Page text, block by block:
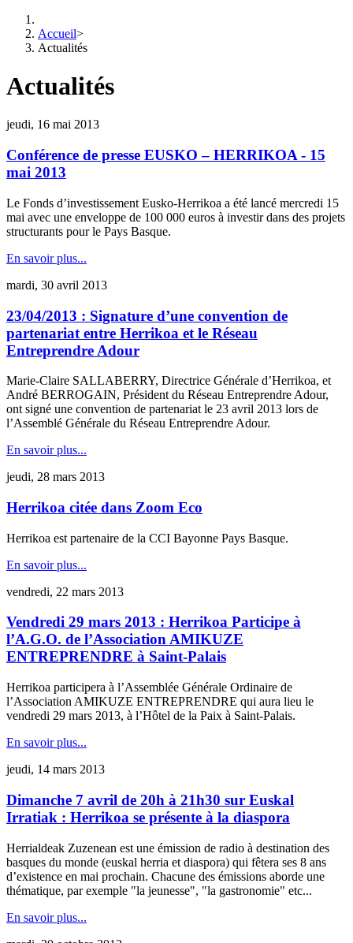
Accueil>
Actualités
Actualités
jeudi, 16 mai 2013
Conférence de presse EUSKO – HERRIKOA - 15
mai 2013
Le Fonds d’investissement Eusko-Herrikoa a été lancé mercredi 15
mai avec une enveloppe de 100 000 euros à investir dans des projets
structurants pour le Pays Basque.
En savoir plus...
mardi, 30 avril 2013
23/04/2013 : Signature d’une convention de
partenariat entre Herrikoa et le Réseau
Entreprendre Adour
Marie-Claire SALLABERRY, Directrice Générale d’Herrikoa, et
André BERROGAIN, Président du Réseau Entreprendre Adour,
ont signé une convention de partenariat le 23 avril 2013 lors de
l’Assemblé Générale du Réseau Entreprendre Adour.
En savoir plus...
jeudi, 28 mars 2013
Herrikoa citée dans Zoom Eco
Herrikoa est partenaire de la CCI Bayonne Pays Basque.
En savoir plus...
vendredi, 22 mars 2013
Vendredi 29 mars 2013 : Herrikoa Participe à
l’A.G.O. de l’Association AMIKUZE
ENTREPRENDRE à Saint-Palais
Herrikoa participera à l’Assemblée Générale Ordinaire de
l’Association AMIKUZE ENTREPRENDRE qui aura lieu le
vendredi 29 mars 2013, à l’Hôtel de la Paix à Saint-Palais.
En savoir plus...
jeudi, 14 mars 2013
Dimanche 7 avril de 20h à 21h30 sur Euskal
Irratiak : Herrikoa se présente à la diaspora
Herrialdeak Zuzenean est une émission de radio à destination des
basques du monde (euskal herria et diaspora) qui fêtera ses 8 ans
d’existence en mai prochain. Chacune des émissions aborde une
thématique, par exemple "la jeunesse", "la gastronomie" etc...
En savoir plus...